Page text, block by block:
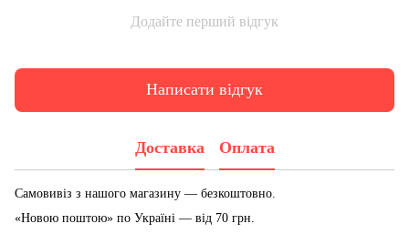
Додайте перший відгук
Написати відгук
Доставка Оплата
Самовивіз з нашого магазину — безкоштовно.
«Новою поштою» по Україні — від 70 грн.